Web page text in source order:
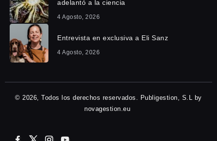
adelantó a la ciencia
4 Agosto, 2026
Entrevista en exclusiva a Eli Sanz
4 Agosto, 2026
© 2026, Todos los derechos reservados. Publigestion, S.L by
novagestion.eu